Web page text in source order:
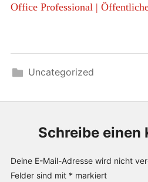
Office Professional |
Uncategorized
Schreibe einen
Deine E-Mail-Adresse wird nicht
Felder sind mit * markiert